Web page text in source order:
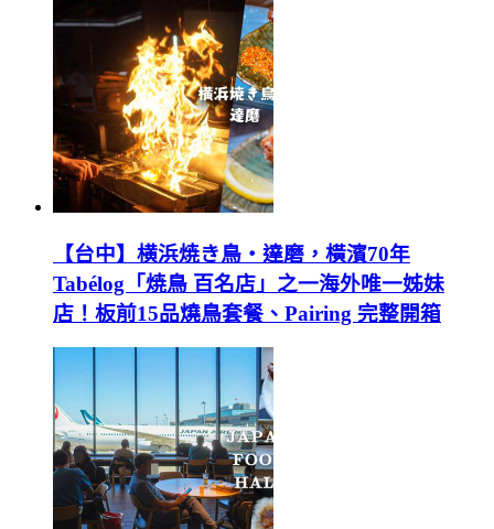
【台中】横浜焼き鳥‧達磨，橫濱70年
Tabélog「焼鳥 百名店」之一海外唯一姊妹
店！板前15品燒鳥套餐、Pairing 完整開箱